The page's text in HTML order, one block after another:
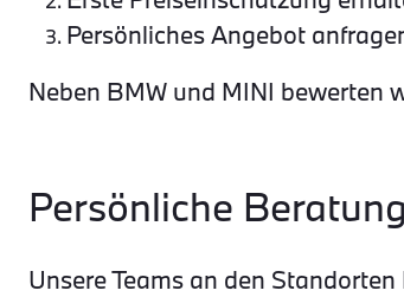
Persönliches Angebot
Neben BMW und MINI bewerten
Persönliche
Unsere Teams an den